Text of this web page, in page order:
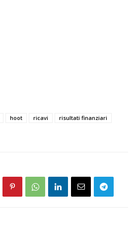
hoot ricavi
risultati finanziari